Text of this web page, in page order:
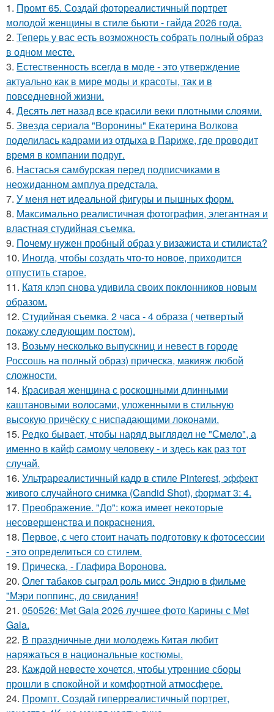
1. Промт 65. Создай фотореалистичный портрет
молодой женщины в стиле бьюти - гайда 2026 года.
2. Теперь у вас есть возможность собрать полный образ
в одном месте.
3. Естественность всегда в моде - это утверждение
актуально как в мире моды и красоты, так и в
повседневной жизни.
4. Десять лет назад все красили веки плотными слоями.
5. Звезда сериала "Воронины" Екатерина Волкова
поделилась кадрами из отдыха в Париже, где проводит
время в компании подруг.
6. Настасья самбурская перед подписчиками в
неожиданном амплуа предстала.
7. У меня нет идеальной фигуры и пышных форм.
8. Максимально реалистичная фотография, элегантная и
властная студийная съемка.
9. Почему нужен пробный образ у визажиста и стилиста?
10. Иногда, чтобы создать что-то новое, приходится
отпустить старое.
11. Катя клэп снова удивила своих поклонников новым
образом.
12. Студийная съемка. 2 часа - 4 образа ( четвертый
покажу следующим постом).
13. Возьму несколько выпускниц и невест в городе
Россошь на полный образ) прическа, макияж любой
сложности.
14. Красивая женщина с роскошными длинными
каштановыми волосами, уложенными в стильную
высокую причёску с ниспадающими локонами.
15. Редко бывает, чтобы наряд выглядел не "Смело", а
именно в кайф самому человеку - и здесь как раз тот
случай.
16. Ультрареалистичный кадр в стиле Pinterest, эффект
живого случайного снимка (Candid Shot), формат 3: 4.
17. Преображение. "До": кожа имеет некоторые
несовершенства и покраснения.
18. Первое, с чего стоит начать подготовку к фотосессии
- это определиться со стилем.
19. Прическа, - Глафира Воронова.
20. Олег табаков сыграл роль мисс Эндрю в фильме
"Мэри поппинс, до свидания!
21. 050526: Met Gala 2026 лучшее фото Карины с Met
Gala.
22. В праздничные дни молодежь Китая любит
наряжаться в национальные костюмы.
23. Каждой невесте хочется, чтобы утренние сборы
прошли в спокойной и комфортной атмосфере.
24. Промпт. Создай гиперреалистичный портрет,